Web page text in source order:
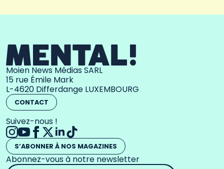
Moien News Médias SARL
15 rue Émile Mark
L-4620 Differdange LUXEMBOURG
CONTACT
Suivez-nous !
S’ABONNER À NOS MAGAZINES
Abonnez-vous à notre newsletter